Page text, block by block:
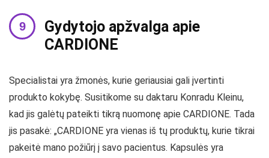
Gydytojo apžvalga apie
CARDIONE
Specialistai yra žmonės, kurie geriausiai gali įvertinti
produkto kokybę. Susitikome su daktaru Konradu Kleinu,
kad jis galėtų pateikti tikrą nuomonę apie CARDIONE. Tada
jis pasakė: „CARDIONE yra vienas iš tų produktų, kurie tikrai
pakeitė mano požiūrį į savo pacientus. Kapsulės yra